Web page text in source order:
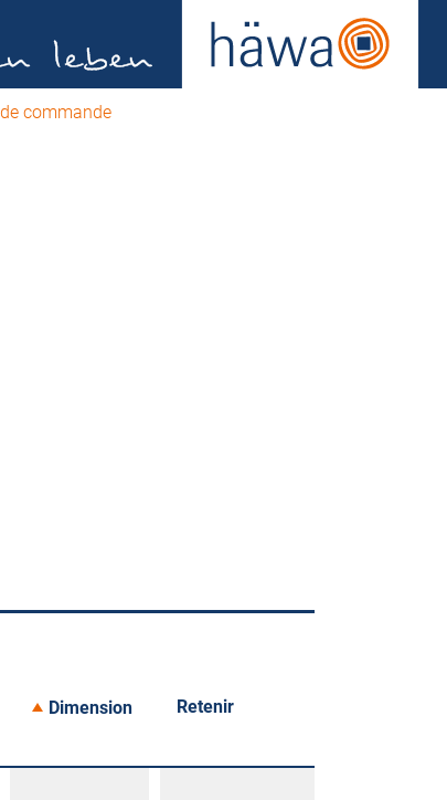
commande
Dimension Retenir